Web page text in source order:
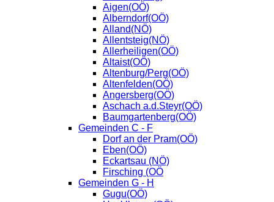
Aigen(OÖ)
Alberndorf(OÖ)
Alland(NÖ)
Allentsteig(NÖ)
Allerheiligen(OÖ)
Altaist(OÖ)
Altenburg/Perg(OÖ)
Altenfelden(OÖ)
Angersberg(OÖ)
Aschach a.d.Steyr(OÖ)
Baumgartenberg(OÖ)
Gemeinden C - F
Dorf an der Pram(OÖ)
Eben(OÖ)
Eckartsau (NÖ)
Firsching (OÖ
Gemeinden G - H
Gugu(OÖ)